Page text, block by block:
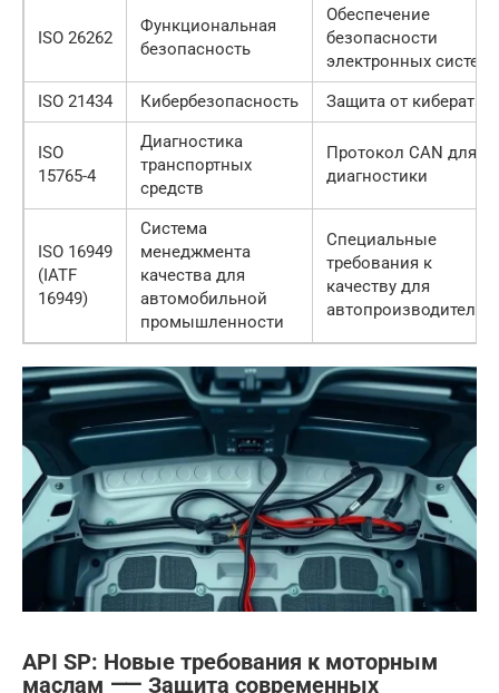
ISO 26262
Функциональная
безопасность
Обеспечение
безопасности
электронных систем
ISO 21434
Кибербезопасность Защита от кибератак
ISO
15765-4
Диагностика
транспортных
средств
Протокол CAN для
диагностики
ISO 16949
(IATF
16949)
Система
менеджмента
качества для
автомобильной
промышленности
Специальные
требования к
качеству для
автопроизводителей
API SP: Новые требования к моторным
маслам ⸺ Защита современных